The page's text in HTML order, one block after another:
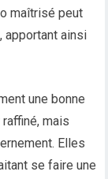
maîtrisé peut
apportant ainsi
une bonne
mais
Elles
se faire une